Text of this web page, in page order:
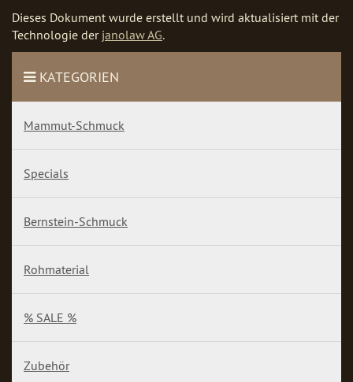
Dieses Dokument wurde erstellt und wird aktualisiert mit der
Technologie der janolaw AG.
KATEGORIEN
Mammut-Schmuck
Specials
Bernstein-Schmuck
Rohmaterial
% SALE %
Zubehör